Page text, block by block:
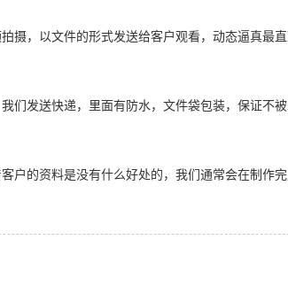
，以文件的形式发送给客户观看，动态逼真最直
发送快递，里面有防水，文件袋包装，保证不被
户的资料是没有什么好处的，我们通常会在制作